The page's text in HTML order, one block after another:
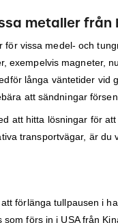
metaller från
vissa medel- och
exempelvis magneter,
långa väntetider vid
att sändningar
att hitta lösningar för
transportvägar, är
förlänga tullpausen i
förs in i USA från